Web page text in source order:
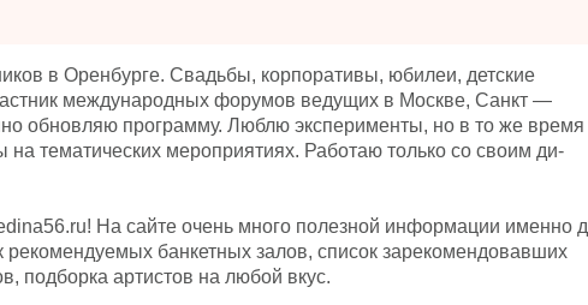
в Оренбурге. Свадьбы, корпоративы, юбилеи, детские
международных форумов ведущих в Москве, Санкт —
обновляю программу. Люблю эксперименты, но в то же время
тематических мероприятиях. Работаю только со своим ди-
На сайте очень много полезной информации именно
банкетных залов, список зарекомендовавших
подборка артистов на любой вкус.